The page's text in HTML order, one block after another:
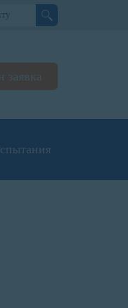
заявка